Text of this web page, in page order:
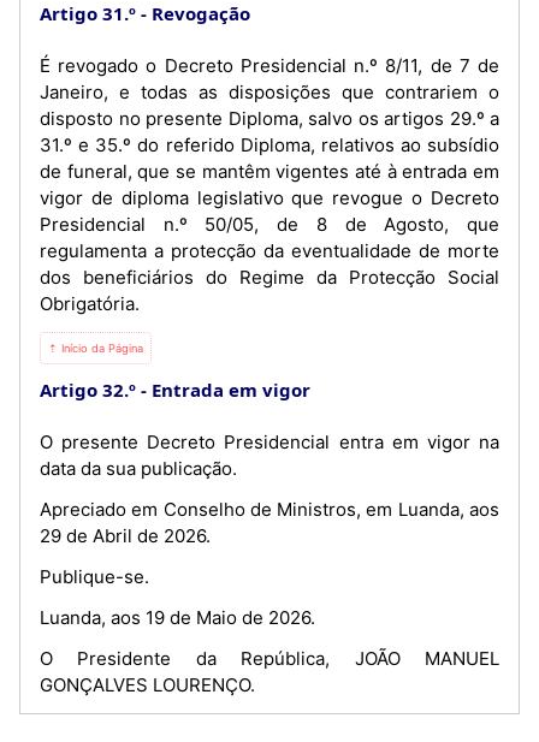
Artigo 31.º Revogação
É revogado o Decreto Presidencial n.º 8/11, de 7 de
Janeiro, e todas as disposições que contrariem o
disposto no presente Diploma, salvo os artigos 29.º a
31.º e 35.º do referido Diploma, relativos ao subsídio
de funeral, que se mantêm vigentes até à entrada em
vigor de diploma legislativo que revogue o Decreto
Presidencial n.º 50/05, de 8 de Agosto, que
regulamenta a protecção da eventualidade de morte
dos beneficiários do Regime da Protecção Social
Obrigatória.
⇡ Início da Página
Artigo 32.º Entrada em vigor
O presente Decreto Presidencial entra em vigor na
data da sua publicação.
Apreciado em Conselho de Ministros, em Luanda, aos
29 de Abril de 2026.
Publique-se.
Luanda, aos 19 de Maio de 2026.
O Presidente da República, JOÃO MANUEL
GONÇALVES LOURENÇO.